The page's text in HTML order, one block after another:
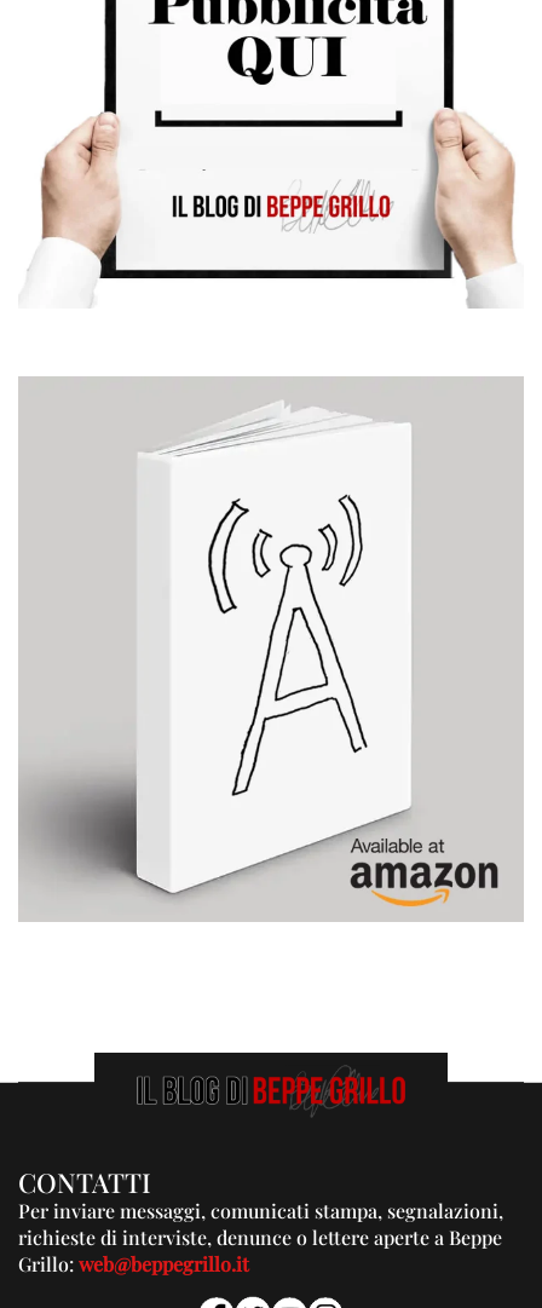
CONTATTI
Per inviare messaggi, comunicati stampa, segnalazioni,
richieste di interviste, denunce o lettere aperte a Beppe
Grillo:web@beppegrillo.it